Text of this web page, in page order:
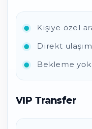
Kişiye özel
Direkt ulaşım
Bekleme yok
VIP Transfer